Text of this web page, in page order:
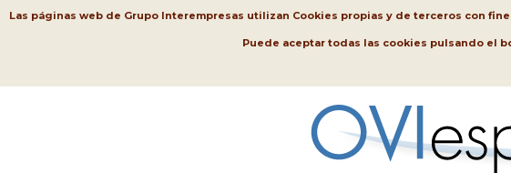
Las páginas web de Grupo Interempresas utilizan Cookies propias y de terceros con
Puede aceptar todas las cookies pulsando el